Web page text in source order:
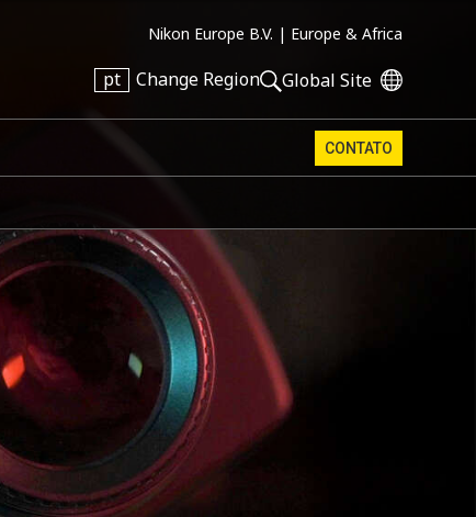
Nikon Europe B.V. | Europe & Africa
pt Change Region Global Site
CONTATO